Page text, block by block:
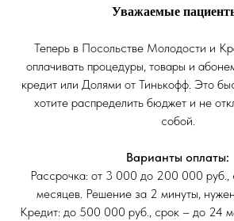
Уважаемые
Теперь в Посольстве Молодости и
оплачивать процедуры, товары и
кредит или Долями от Тинькофф. Это
хотите распределить бюджет и не
собой.
Варианты оплаты:
Рассрочка: от 3 000 до 200 000 руб.,
месяцев. Решение за 2 минуты,
Кредит: до 500 000 руб., срок – до 24